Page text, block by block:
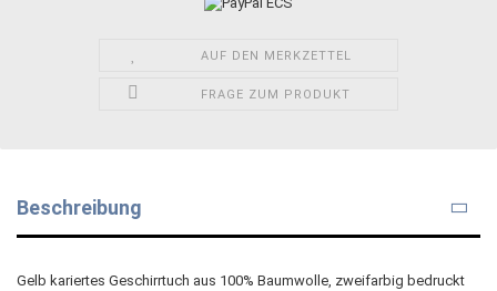
AUF DEN MERKZETTEL
FRAGE ZUM PRODUKT
Beschreibung
Gelb kariertes Geschirrtuch aus 100% Baumwolle, zweifarbig bedruckt